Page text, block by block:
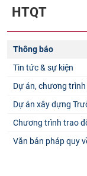
HTQT
Thông báo
Tin tức & sự kiện
Dự án, chương
Dự án xây dựng
Chương trình trao
Văn bản pháp quy